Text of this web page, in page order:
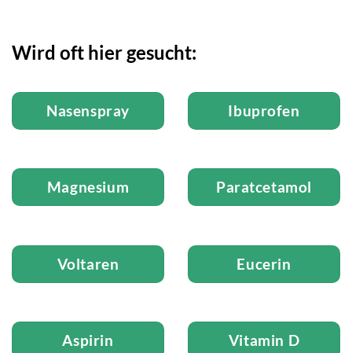
Wird oft hier gesucht:
Nasenspray Ibuprofen
Magnesium Paratcetamol
Voltaren Eucerin
Aspirin Vitamin D